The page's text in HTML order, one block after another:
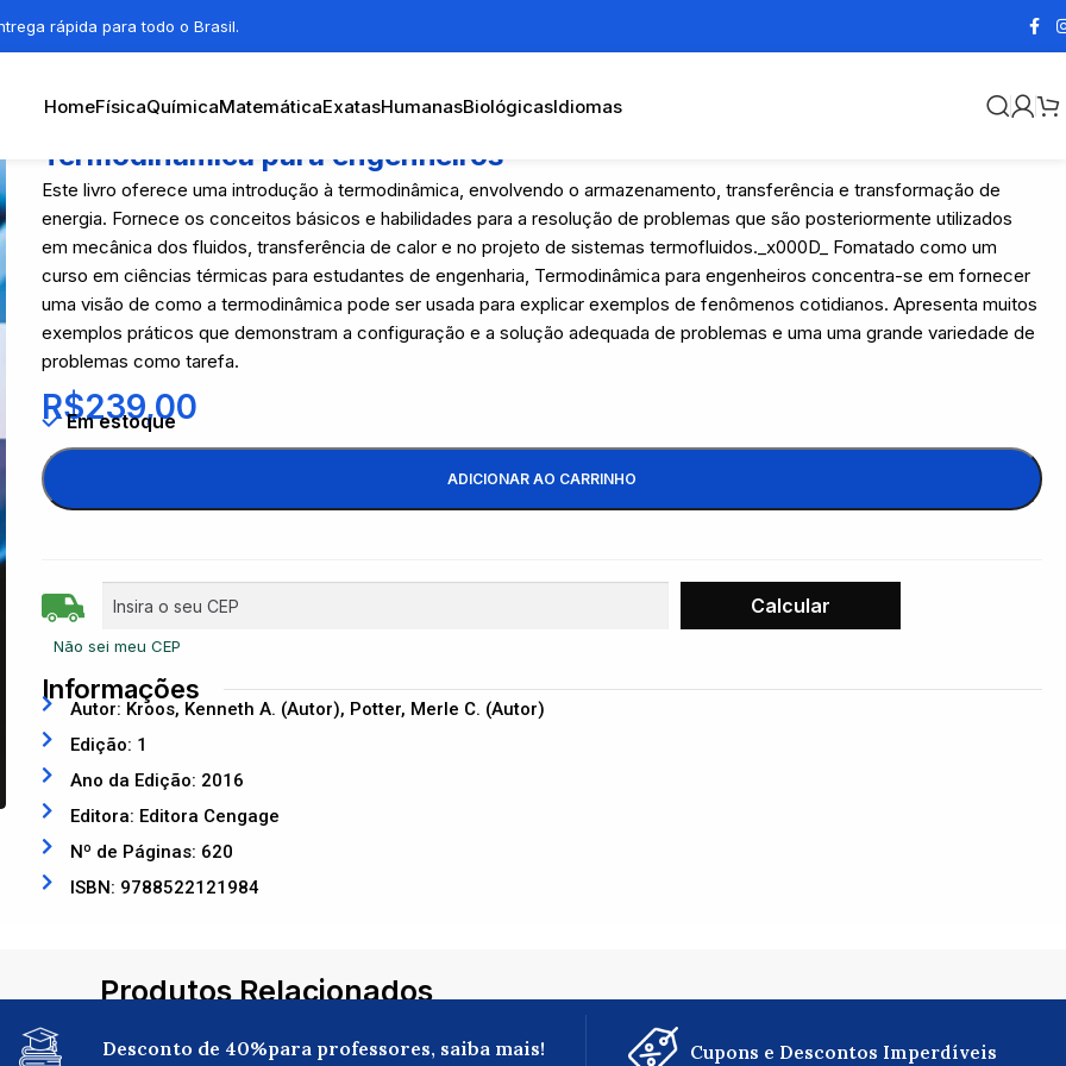
rápida para todo o Brasil.
HomeFísicaQuímicaMatemáticaExatasHumanasBiológicasIdiomas
Termodinâmica para engenheiros
Este livro oferece uma introdução à termodinâmica, envolvendo o armazenamento, transferência e transformação de
energia. Fornece os conceitos básicos e habilidades para a resolução de problemas que são posteriormente utilizados
em mecânica dos fluidos, transferência de calor e no projeto de sistemas termofluidos._x000D_ Fomatado como um
curso em ciências térmicas para estudantes de engenharia, Termodinâmica para engenheiros concentra-se em fornecer
uma visão de como a termodinâmica pode ser usada para explicar exemplos de fenômenos cotidianos. Apresenta muitos
exemplos práticos que demonstram a configuração e a solução adequada de problemas e uma uma grande variedade de
problemas como tarefa.
R$239,00
Em estoque
ADICIONAR AO CARRINHO
Não sei meu CEP
Informações
Autor: Kroos, Kenneth A. (Autor), Potter, Merle C. (Autor)
Edição: 1
Ano da Edição: 2016
Editora: Editora Cengage
Nº de Páginas: 620
ISBN: 9788522121984
Produtos Relacionados
Desconto de 40%para professores, saiba mais! Cupons e Descontos Imperdíveis